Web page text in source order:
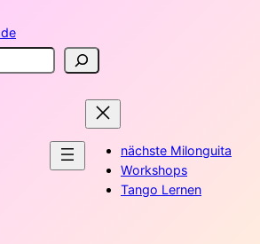
nächste Milonguita
Workshops
Tango Lernen